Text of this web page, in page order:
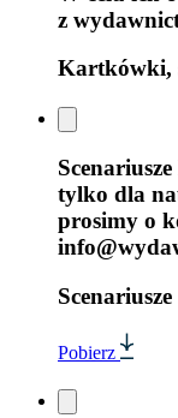
z
Kartkówki,
tylko dla
prosimy o
Scenariusze
Pobierz